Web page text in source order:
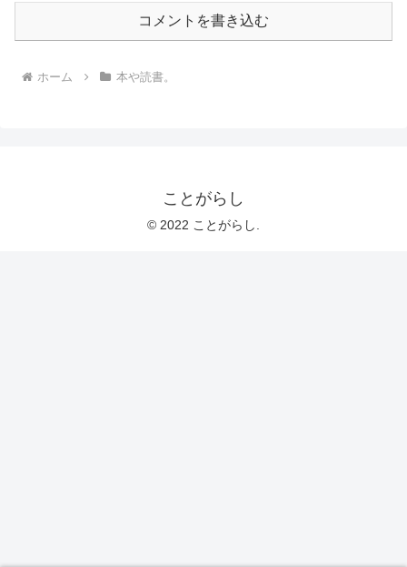
コメントを書き込む
ホーム 本や読書。
ことがらし
© 2022 ことがらし.